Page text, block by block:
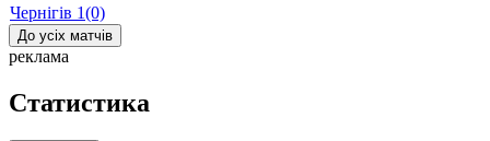
Чернігів 1(0)
До усіх матчів
реклама
Статистика